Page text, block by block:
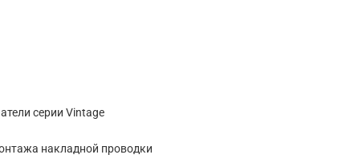
серии Vintage
накладной проводки